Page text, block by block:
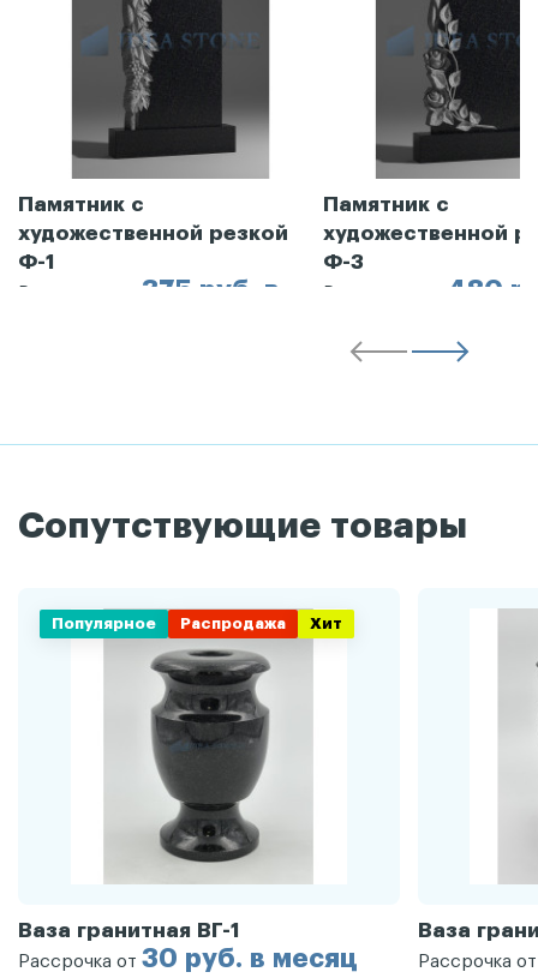
Памятник с
художественной резкой
Ф-1
375 руб. в
Памятник с
художественной
Ф-3
480
Сопутствующие товары
Популярное Распродажа Хит
Ваза гранитная ВГ-1
Рассрочка от 30 руб. в месяц
Ваза
Рассрочка